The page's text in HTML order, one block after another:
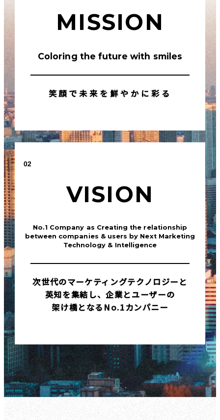
MISSION
Coloring the future with smiles
笑顔で未来を鮮やかに彩る
02
VISION
No.1 Company as Creating the relationship
between companies & users by Next Marketing
Technology & Intelligence
次世代のマーケティングテクノロジーと
英知を集結し、企業とユーザーの
架け橋となるNo.1カンパニー